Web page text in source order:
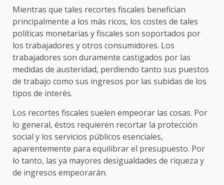
Mientras que tales recortes fiscales benefician
principalmente a los más ricos, los costes de tales
políticas monetarias y fiscales son soportados por
los trabajadores y otros consumidores. Los
trabajadores son duramente castigados por las
medidas de austeridad, perdiendo tanto sus puestos
de trabajo como sus ingresos por las subidas de los
tipos de interés.
Los recortes fiscales suelen empeorar las cosas. Por
lo general, éstos requieren recortar la protección
social y los servicios públicos esenciales,
aparentemente para equilibrar el presupuesto. Por
lo tanto, las ya mayores desigualdades de riqueza y
de ingresos empeorarán.